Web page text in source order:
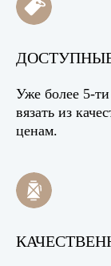
Уже более 5-
вязать из
ценам.